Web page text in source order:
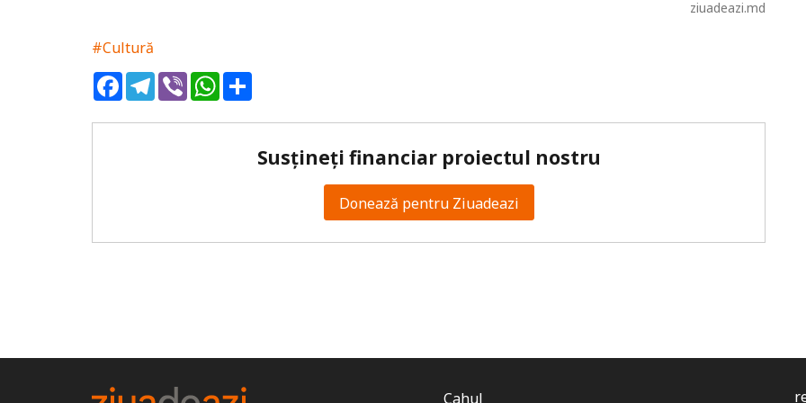
ziuadeazi.md
#Cultură
FacebookTelegram
ViberWhatsApp
Susțineți financiar proiectul nostru
Donează pentru Ziuadeazi
Cahul